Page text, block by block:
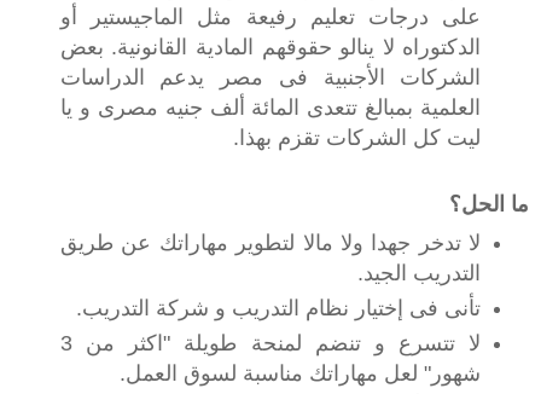
على درجات تعليم رفيعة مثل الماجيستير أو
الدكتوراه لا ينالو حقوقهم المادية القانونية. بعض
الشركات الأجنبية فى مصر يدعم الدراسات
العلمية بمبالغ تتعدى المائة ألف جنيه مصرى و يا
ليت كل الشركات تقزم بهذا.‬
ما الحل؟‬
‫لا تدخر جهدا ولا مالا لتطوير مهاراتك عن طريق
التدريب الجيد.‬
‫تأنى فى إختيار نظام التدريب و شركة التدريب.‬
‫لا تتسرع و تنضم لمنحة طويلة "اكثر من 3
شهور" لعل مهاراتك مناسبة لسوق العمل.‬